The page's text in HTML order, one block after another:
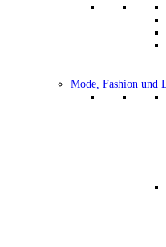
Mode, Fashion und